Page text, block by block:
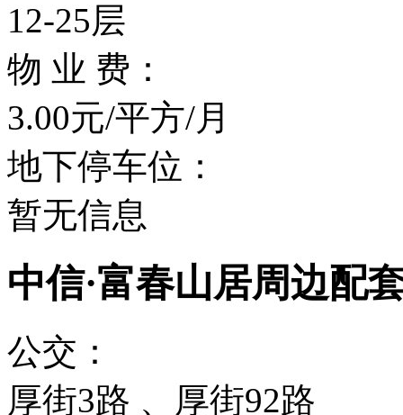
12-25层
物 业 费：
3.00元/平方/月
地下停车位：
暂无信息
中信·富春山居周边配
公交：
厚街3路 、厚街92路